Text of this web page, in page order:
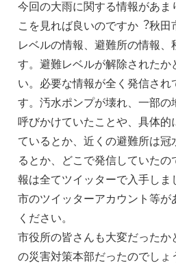
今回の⼤⾬に関する情報があま
こを⾒れば良いのですか︖秋
レベルの情報、避難所の情報
す。避難レベルが解除されたか
い。必要な情報が全く発信され
す。汚⽔ポンプが壊れ、⼀部の
呼びかけていたことや、具体的
ているとか、近くの避難所は冠
るとか、どこで発信していた
報は全てツイッターで⼊⼿しま
市のツイッターアカウント等が
ください。
市役所の皆さんも⼤変だったか
の災害対策本部だったのでしょ